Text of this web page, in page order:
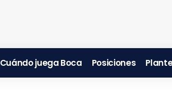
Cuándo juega Boca Posiciones